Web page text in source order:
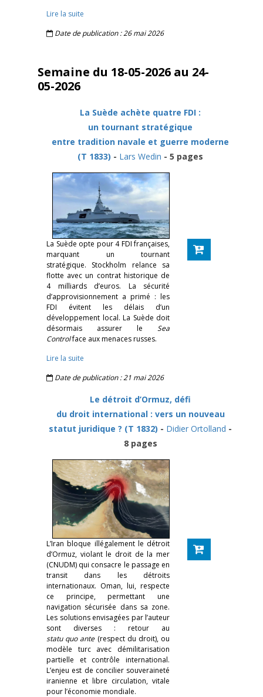
Lire la suite
Date de publication : 26 mai 2026
Semaine du 18-05-2026 au 24-
05-2026
La Suède achète quatre FDI :
un tournant stratégique
entre tradition navale et guerre moderne
(T 1833) - Lars Wedin - 5 pages
La Suède opte pour 4 FDI françaises,
marquant un tournant
stratégique. Stockholm relance sa
flotte avec un contrat historique de
4 milliards d’euros. La sécurité
d’approvisionnement a primé : les
FDI évitent les délais d’un
développement local. La Suède doit
désormais assurer le Sea
Controlface aux menaces russes.
Lire la suite
Date de publication : 21 mai 2026
Le détroit d’Ormuz, défi
du droit international : vers un nouveau
statut juridique ? (T 1832) - Didier Ortolland -
8 pages
L’Iran bloque illégalement le détroit
d’Ormuz, violant le droit de la mer
(CNUDM) qui consacre le passage en
transit dans les détroits
internationaux. Oman, lui, respecte
ce principe, permettant une
navigation sécurisée dans sa zone.
Les solutions envisagées par l’auteur
sont diverses : retour au
statu quo ante(respect du droit), ou
modèle turc avec démilitarisation
partielle et contrôle international.
L’enjeu est de concilier souveraineté
iranienne et libre circulation, vitale
pour l’économie mondiale.